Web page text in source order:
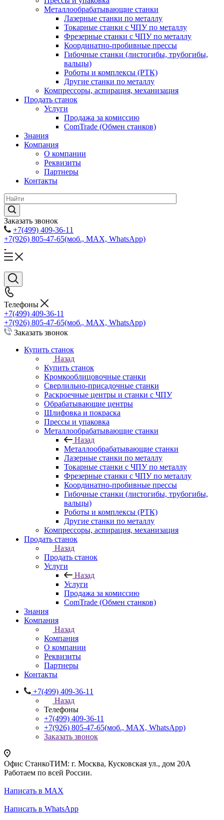
Металлообрабатывающие станки
Лазерные станки по металлу
Токарные станки с ЧПУ по металлу
Фрезерные станки с ЧПУ по металлу
Координатно-пробивные прессы
Гибочные станки (листогибы, трубогибы,
вальцы)
Роботы и комплексы (РТК)
Другие станки по металлу
Компрессоры, аспирация, механизация
Продать станок
Услуги
Продажа за комиссию
ComTrade (Обмен станков)
Знания
Компания
О компании
Реквизиты
Партнеры
Контакты
Заказать звонок
+7(499) 409-36-11
+7(926) 805-47-65(моб., MAX, WhatsApp)
Телефоны
+7(499) 409-36-11
+7(926) 805-47-65(моб., MAX, WhatsApp)
Заказать звонок
Купить станок
Назад
Купить станок
Кромкооблицовочные станки
Сверлильно-присадочные станки
Раскроечные центры и станки с ЧПУ
Обрабатывающие центры
Шлифовка и покраска
Прессы и упаковка
Металлообрабатывающие станки
Назад
Металлообрабатывающие станки
Лазерные станки по металлу
Токарные станки с ЧПУ по металлу
Фрезерные станки с ЧПУ по металлу
Координатно-пробивные прессы
Гибочные станки (листогибы, трубогибы,
вальцы)
Роботы и комплексы (РТК)
Другие станки по металлу
Компрессоры, аспирация, механизация
Продать станок
Назад
Продать станок
Услуги
Назад
Услуги
Продажа за комиссию
ComTrade (Обмен станков)
Знания
Компания
Назад
Компания
О компании
Реквизиты
Партнеры
Контакты
+7(499) 409-36-11
Назад
Телефоны
+7(499) 409-36-11
+7(926) 805-47-65(моб., MAX, WhatsApp)
Заказать звонок
Офис СтанкоТИМ: г. Москва, Кусковская ул., дом 20А
Работаем по всей России.
Написать в MAX
Написать в WhatsApp